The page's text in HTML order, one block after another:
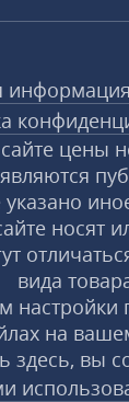
цены
указано
носят
вида
настройки
на
здесь, вы